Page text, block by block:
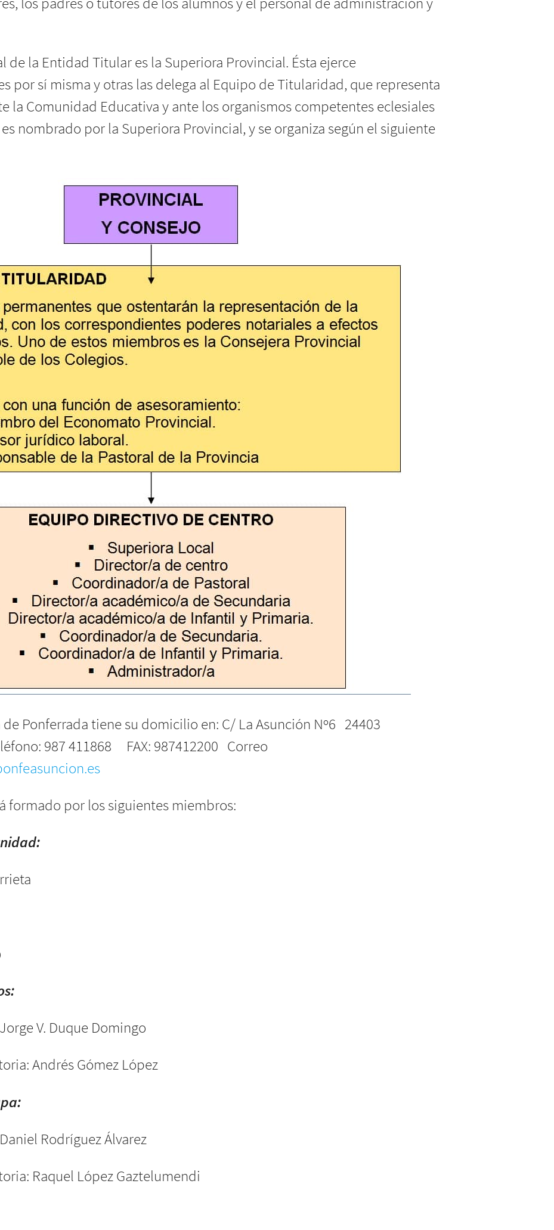
los padres o tutores de los alumnos y el personal de administración y
de la Entidad Titular es la Superiora Provincial. Ésta ejerce
por sí misma y otras las delega al Equipo de Titularidad, que representa
la Comunidad Educativa y ante los organismos competentes eclesiales
nombrado por la Superiora Provincial, y se organiza según el siguiente
de Ponferrada tiene su domicilio en: C/ La Asunción Nº6 24403
987 411868 FAX: 987412200 Correo
formado por los siguientes miembros:
V. Duque Domingo
Andrés Gómez López
Rodríguez Álvarez
Raquel López Gaztelumendi